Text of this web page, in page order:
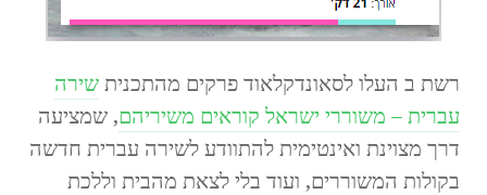
רשת ב העלו לסאונדקלאוד פרקים מהתכנית שירה
עברית – משוררי ישראל קוראים משיריהם, שמציעה
דרך מצוינת ואינטימית להתוודע לשירה עברית חדשה
בקולות המשוררים, ועוד בלי לצאת מהבית וללכת